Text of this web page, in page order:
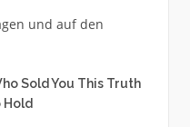
und auf den
Sold You This Truth
Hold